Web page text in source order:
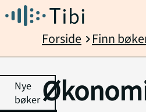
Forside chevron_rightFinn
Nye
bøker